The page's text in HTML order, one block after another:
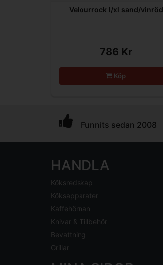
Velourrock l/xl sand/vinröd
786 Kr
Köp
Funnits sedan 2008
HANDLA
Köksredskap
Köksapparater
Kaffehörnan
Knivar & Tillbehör
Bevattning
Grillar